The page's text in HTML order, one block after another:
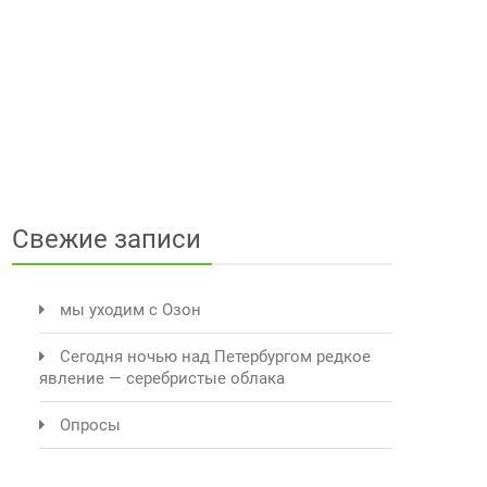
Свежие записи
мы уходим с Озон
Сегодня ночью над Петербургом редкое
явление — серебристые облака
Опросы